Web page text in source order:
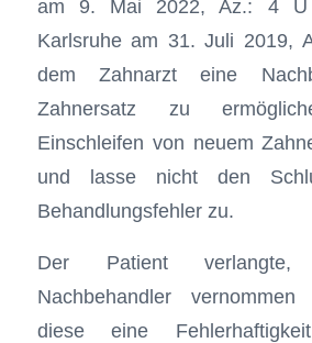
am 9. Mai 2022, Az.: 4 U
Karlsruhe am 31. Juli 2019,
dem Zahnarzt eine
Zahnersatz zu
Einschleifen von neuem
und lasse nicht den
Behandlungsfehler zu.
Der Patient
Nachbehandler
diese eine